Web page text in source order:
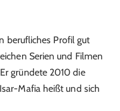
berufliches Profil gut
Serien und Filmen
gründete 2010 die
Mafia heißt und sich